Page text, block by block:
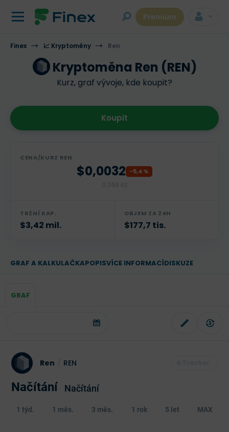
Premium
Finex 📈 Kryptoměny Ren
Kryptoměna Ren (REN)
Kurz, graf vývoje, kde koupit?
Koupit
CENA/KURZ REN
$0,0032 -5,4 %
TRŽNÍ KAP.
$3,42 mil.
OBJEM ZA 24H
$177,7 tis.
GRAF A KALKULAČKAPOPISVÍCE INFORMACÍDISKUZE
GRAF
Ren REN
Načítání Načítání
1 týd. 1 měs. 3 měs. 1 rok 5 let MAX